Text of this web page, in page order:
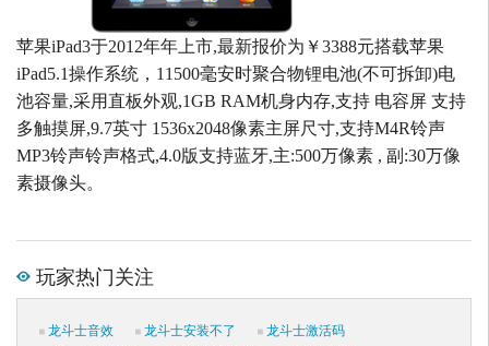
苹果iPad3于2012年年上市,最新报价为￥3388元搭载苹果
iPad5.1操作系统，11500毫安时聚合物锂电池(不可拆卸)电
池容量,采用直板外观,1GB RAM机身内存,支持 电容屏 支持
多触摸屏,9.7英寸 1536x2048像素主屏尺寸,支持M4R铃声
MP3铃声铃声格式,4.0版支持蓝牙,主:500万像素 , 副:30万像
素摄像头。
玩家热门关注
龙斗士音效 龙斗士安装不了
龙斗士激活码